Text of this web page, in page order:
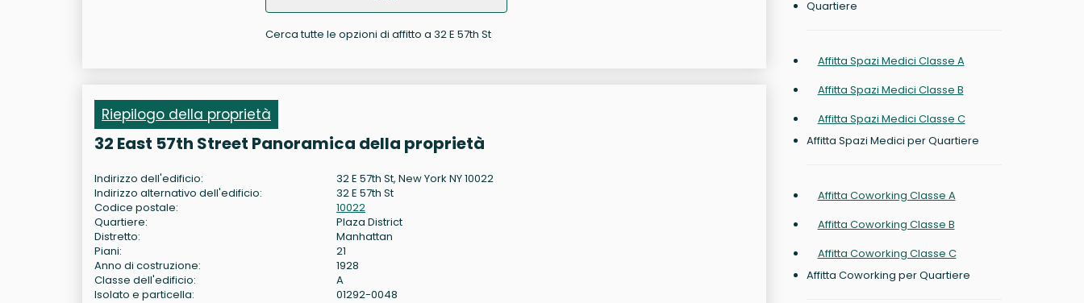
Cerca tutte le opzioni di affitto a 32 E 57th St
Riepilogo della proprietà
32 East 57th Street Panoramica della proprietà
Indirizzo dell'edificio:
32 E 57th St, New York NY 10022
Indirizzo alternativo dell'edificio:
32 E 57th St
Codice postale:
10022
Quartiere:
Plaza District
Distretto:
Manhattan
Piani:
21
Anno di costruzione:
1928
Classe dell'edificio:
A
Isolato e particella:
01292-0048
Quartiere
Affitta Spazi Medici Classe A
Affitta Spazi Medici Classe B
Affitta Spazi Medici Classe C
Affitta Spazi Medici per Quartiere
Affitta Coworking Classe A
Affitta Coworking Classe B
Affitta Coworking Classe C
Affitta Coworking per Quartiere